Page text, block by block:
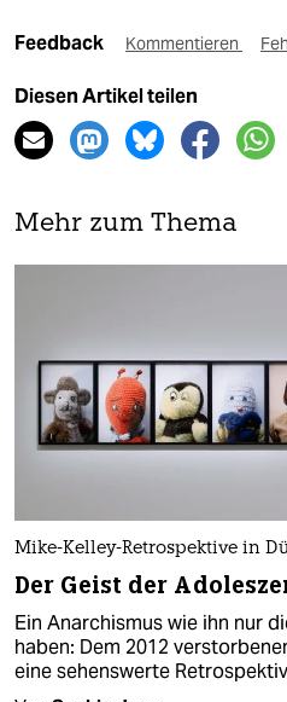
Feedback Kommentieren
Diesen Artikel teilen
Mehr zum Thema
Mike-Kelley-Retrospektive in
Der Geist der
Ein Anarchismus wie ihn nur
haben: Dem 2012
eine sehenswerte